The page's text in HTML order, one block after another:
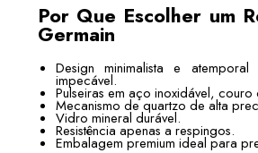
Por Que Escolher um
Germain
Design minimalista e atemporal
impecável.
Pulseiras em aço inoxidável, couro
Mecanismo de quartzo de alta
Vidro mineral durável.
Resistência apenas a respingos.
Embalagem premium ideal para